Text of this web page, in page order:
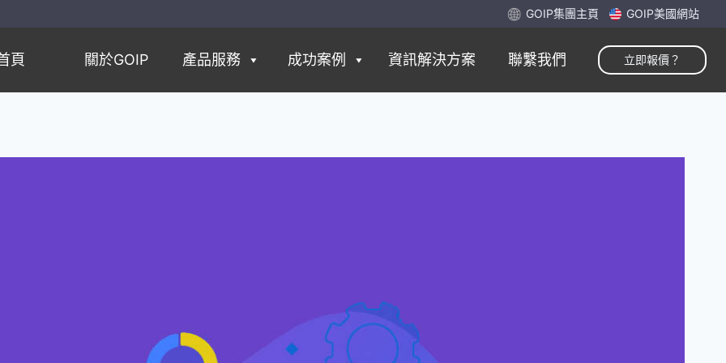
GOIP集團主頁 GOIP美國網站
頁 關於GOIP 產品服務 成功案例 資訊解決方案 聯繫我們 立即報價？